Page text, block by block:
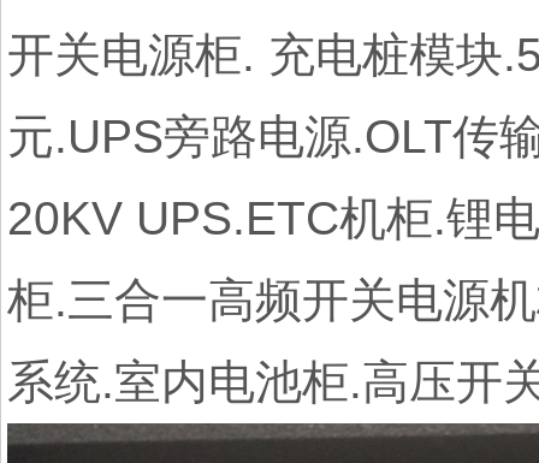
开关电源柜. 充电桩模块
元.UPS旁路电源.OLT传
20KV UPS.ETC机柜.锂
柜.三合一高频开关电源
系统.室内电池柜.高压开